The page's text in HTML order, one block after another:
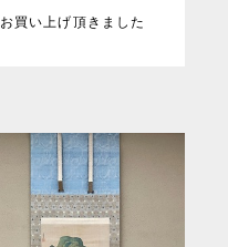
お買い上げ頂きました